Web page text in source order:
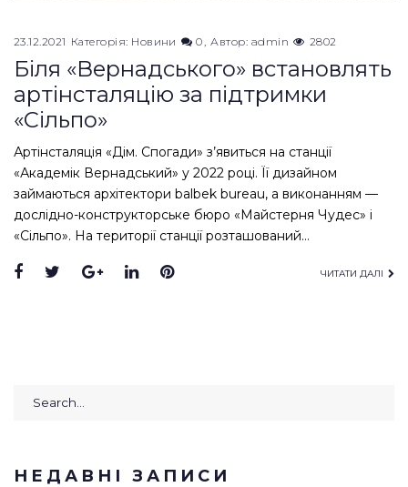
23.12.2021 Категорія: Новини 0 Автор: admin 2802
Біля «Вернадського» встановлять
артінсталяцію за підтримки
«Сільпо»
Артінсталяція «Дім. Спогади» з’явиться на станції
«Академік Вернадський» у 2022 році. Її дизайном
займаються архітектори balbek bureau, а виконанням —
дослідно-конструкторське бюро «Майстерня Чудес» і
«Сільпо». На території станції розташований…
Facebook
TwitterGoogle+
LinkedInPinterest ЧИТАТИ ДАЛІ
Search
НЕДАВНІ ЗАПИСИ